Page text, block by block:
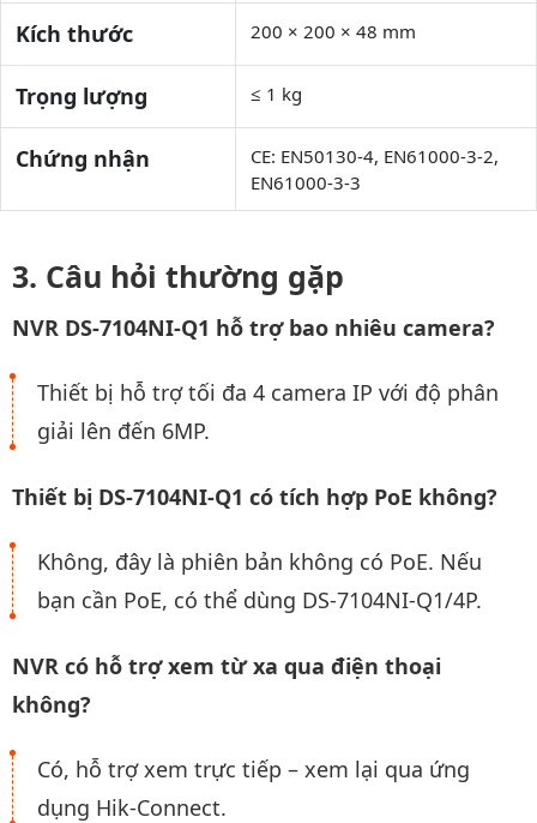
Kích thước 200 × 200 × 48 mm
Trọng lượng ≤ 1 kg
Chứng nhận
CE: EN50130-4, EN61000-3-2,
EN61000-3-3
Câu hỏi thường gặp
NVR DS-7104NI-Q1 hỗ trợ bao nhiêu camera?
Thiết bị hỗ trợ tối đa 4 camera IP với độ phân
giải lên đến 6MP.
Thiết bị DS-7104NI-Q1 có tích hợp PoE không?
Không, đây là phiên bản không có PoE. Nếu
bạn cần PoE, có thể dùng DS-7104NI-Q1/4P.
NVR có hỗ trợ xem từ xa qua điện thoại
không?
Có, hỗ trợ xem trực tiếp – xem lại qua ứng
dụng Hik-Connect.